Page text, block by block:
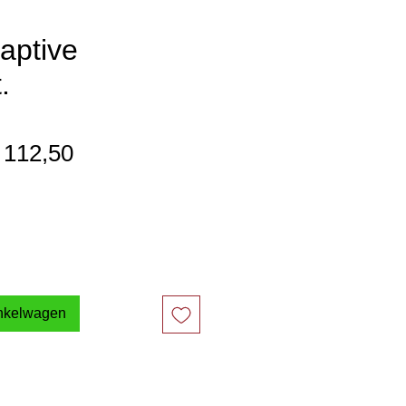
Verkoopprijs